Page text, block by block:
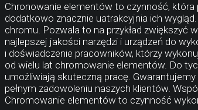
Chronowanie elementów to czynność,
dodatkowo znacznie uatrakcyjnia ich
chromu. Pozwala to na przykład zwiększyć
najlepszej jakości narzędzi i urządzeń do
i doświadczenie pracowników, którzy
od wielu lat chromowanie elementów. Do
umożliwiają skuteczną pracę.
pełnym zadowoleniu naszych klientów.
Chromowanie elementów to czynność